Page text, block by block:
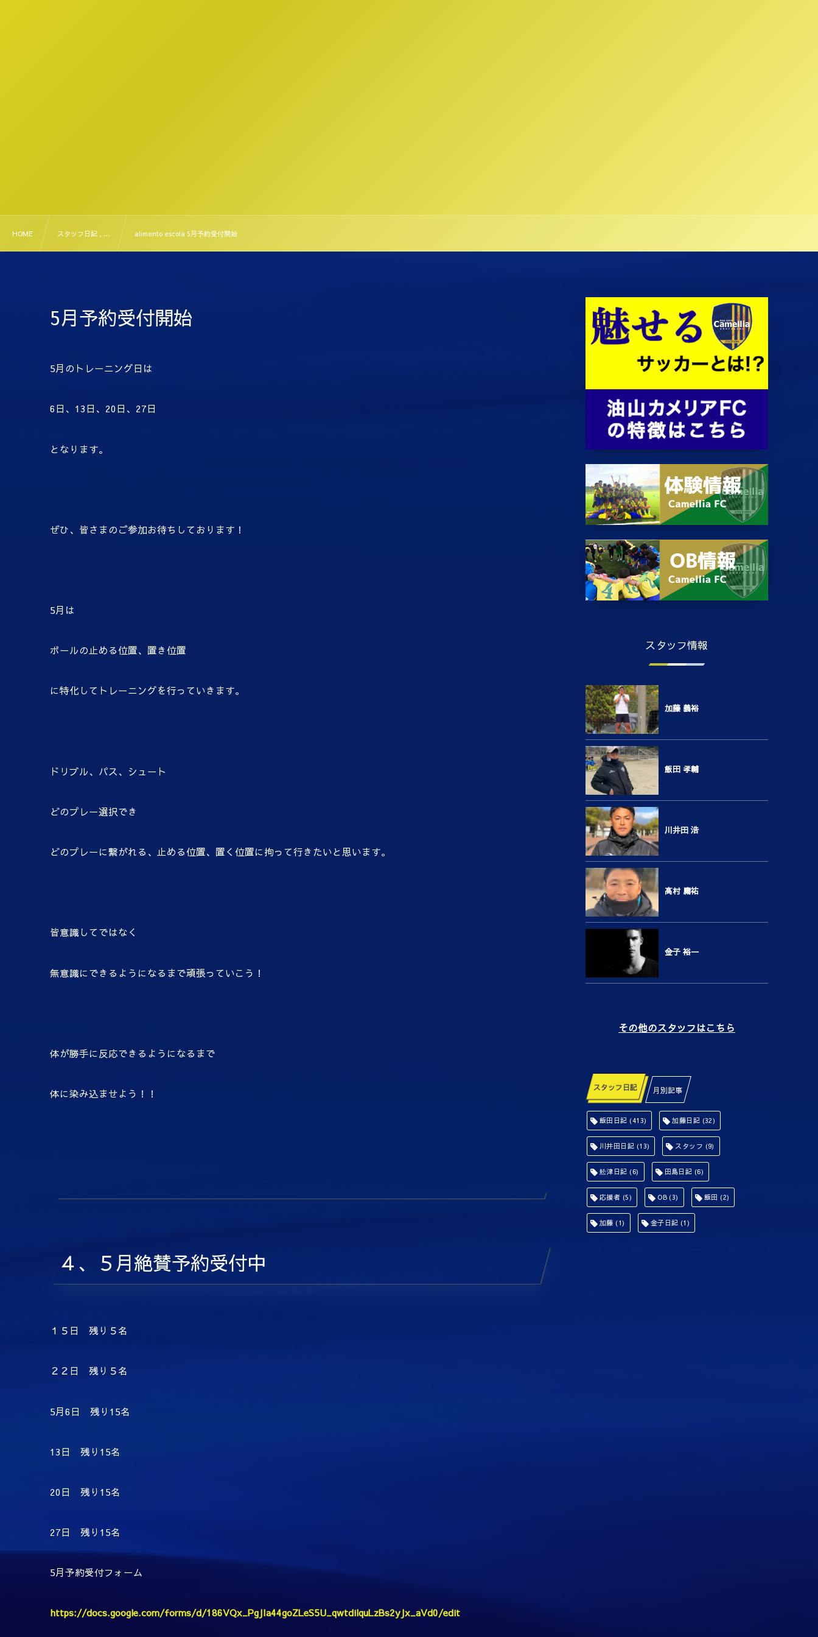
HOME スタッフ日記 , … alimento escola 5月予約受付開始
5月予約受付開始
5月のトレーニング日は
6日、13日、20日、27日
となります。
ぜひ、皆さまのご参加お待ちしております！
5月は
ボールの止める位置、置き位置
に特化してトレーニングを行っていきます。
ドリブル、パス、シュート
どのプレー選択でき
どのプレーに繋がれる、止める位置、置く位置に拘って行きたいと思います。
皆意識してではなく
無意識にできるようになるまで頑張っていこう！
体が勝手に反応できるようになるまで
体に染み込ませよう！！
４、５月絶賛予約受付中
１５日 残り５名
２２日 残り５名
5月6日 残り15名
13日 残り15名
20日 残り15名
27日 残り15名
5月予約受付フォーム
https://docs.google.com/forms/d/186VQx_PgJIa44goZLeS5U_qwtdilquLzBs2yJx_aVd0/edit
スタッフ情報
加藤 義裕
飯田 孝輔
川井田 浩
高村 庸祐
金子 裕一
その他のスタッフはこちら
スタッフ日記 月別記事
飯田日記 (413) 加藤日記 (32)
川井田日記 (13) スタッフ (9)
舩津日記 (6) 田島日記 (6)
応援者 (5) OB(3) 飯田 (2)
加藤 (1) 金子日記 (1)